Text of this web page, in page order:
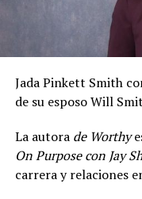
Jada Pinkett Smith
de su esposo Will
La autora de Worthy
On Purpose con Jay
carrera y relaciones